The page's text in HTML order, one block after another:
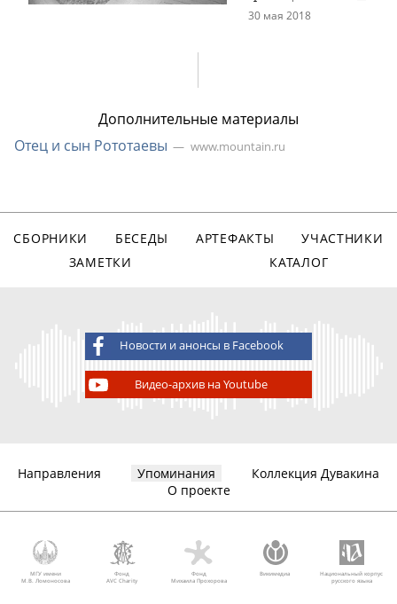
30 мая 2018
Дополнительные материалы
Отец и сын Рототаевы
www.mountain.ru
СБОРНИКИ БЕСЕДЫ АРТЕФАКТЫ
УЧАСТНИКИ
ЗАМЕТКИ
КАТАЛОГ
Новости и анонсы в Facebook
Видео-архив на Youtube
Направления Упоминания
Коллекция Дувакина
О проекте
МГУ имени
М.В. Ломоносова
Фонд
AVC Charity
Фонд
Михаила Прохорова
Викимедиа
Национальный корпус
русского языка